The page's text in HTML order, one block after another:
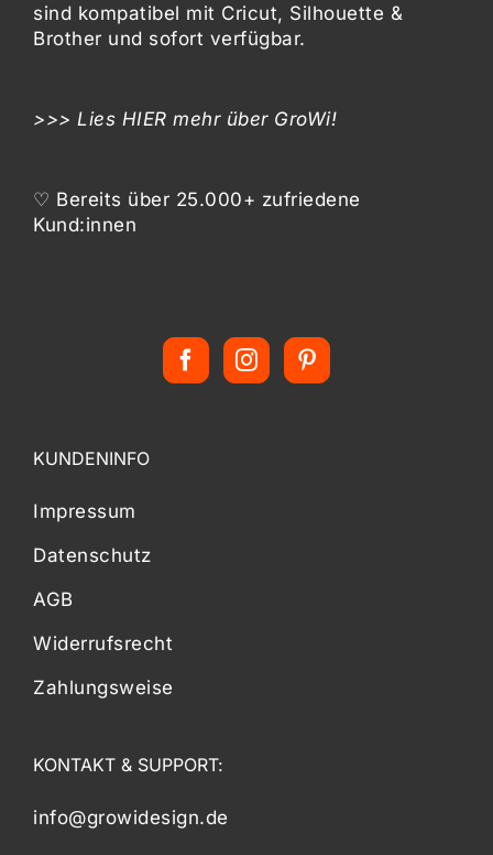
sind kompatibel mit Cricut, Silhouette &
Brother und sofort verfügbar.
>>> Lies HIER mehr über GroWi!
♡ Bereits über 25.000+ zufriedene
Kund:innen
KUNDENINFO
Impressum
Datenschutz
AGB
Widerrufsrecht
Zahlungsweise
KONTAKT & SUPPORT:
info@growidesign.de